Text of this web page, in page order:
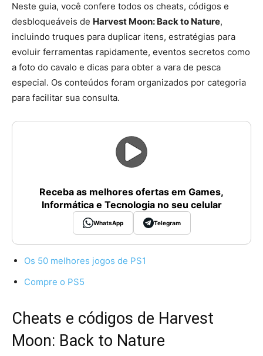
Neste guia, você confere todos os cheats, códigos e
desbloqueáveis de Harvest Moon: Back to Nature,
incluindo truques para duplicar itens, estratégias para
evoluir ferramentas rapidamente, eventos secretos como
a foto do cavalo e dicas para obter a vara de pesca
especial. Os conteúdos foram organizados por categoria
para facilitar sua consulta.
Receba as melhores ofertas em Games,
Informática e Tecnologia no seu celular
WhatsApp Telegram
Os 50 melhores jogos de PS1
Compre o PS5
Cheats e códigos de Harvest
Moon: Back to Nature